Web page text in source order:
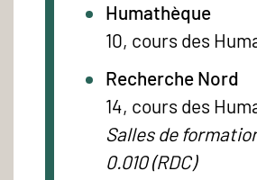
Humathèque
10, cours des
Recherche Nord
14, cours des
Salles de
0.010 (RDC)